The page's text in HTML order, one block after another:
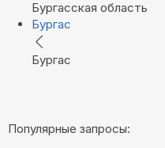
Бургасская область
Бургас
Бургас
Популярные запросы: